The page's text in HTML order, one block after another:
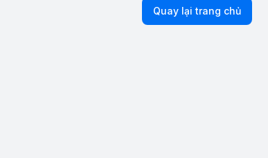
Quay lại trang chủ